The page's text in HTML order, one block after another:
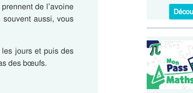
de l’avoine
souvent aussi, vous
les jours et puis des
des bœufs.